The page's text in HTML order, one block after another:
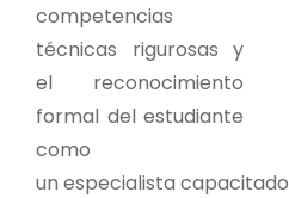
competencias
técnicas rigurosas y
el reconocimiento
formal del estudiante
como
un especialista capacitado